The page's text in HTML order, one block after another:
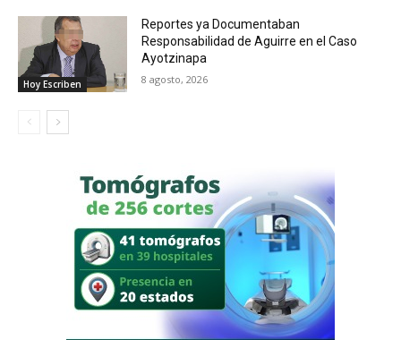
Hoy Escriben
Reportes ya Documentaban
Responsabilidad de Aguirre en el Caso
Ayotzinapa
8 agosto, 2026